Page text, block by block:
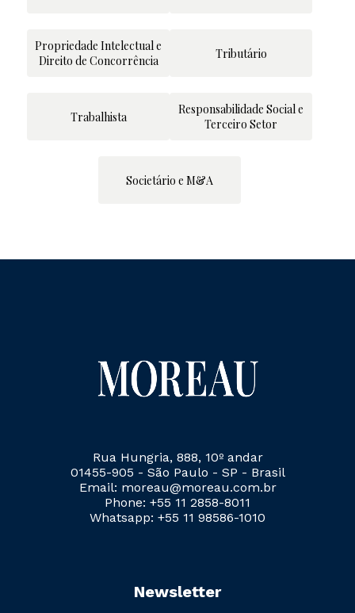
Propriedade Intelectual e
Direito de Concorrência
Tributário
Trabalhista
Responsabilidade Social e
Terceiro Setor
Societário e M&A
Rua Hungria, 888, 10º andar
01455-905 - São Paulo - SP - Brasil
Email: moreau@moreau.com.br
Phone: +55 11 2858-8011
Whatsapp: +55 11 98586-1010
Newsletter